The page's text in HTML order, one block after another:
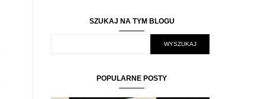
SZUKAJ NA TYM BLOGU
POPULARNE POSTY